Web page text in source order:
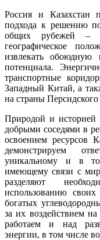
Россия и Казахстан
подхода к решению
общих рубежей –
географическое
извлекать обоюдную
потенциала.
транспортные
Западный Китай, а
на страны
Природой и историей
добрыми соседями в
освоением ресурсов
демонстрируем
уникальному и в
имеющему связи с
разделяют
использованию
богатых
за их воздействием
работаем и над
энергии, в том числе